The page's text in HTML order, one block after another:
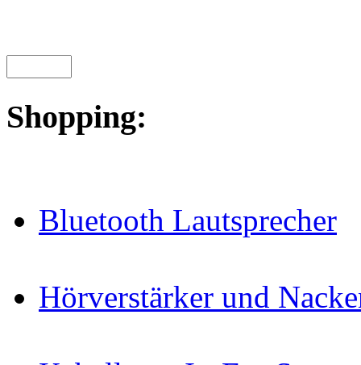
Shopping:
Bluetooth Lautsprecher
Hörverstärker und